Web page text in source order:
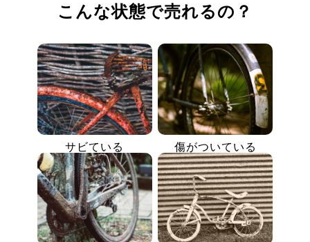
こんな状態で売れるの？
サビている 傷がついている